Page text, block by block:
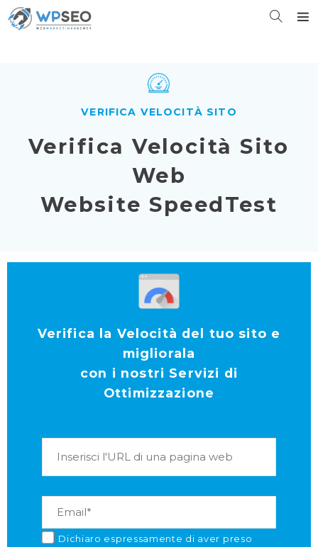
VERIFICA VELOCITÀ SITO
Verifica Velocità Sito
Web
Website SpeedTest
Verifica la Velocità del tuo sito e
migliorala
con i nostri Servizi di
Ottimizzazione
Dichiaro espressamente di aver preso